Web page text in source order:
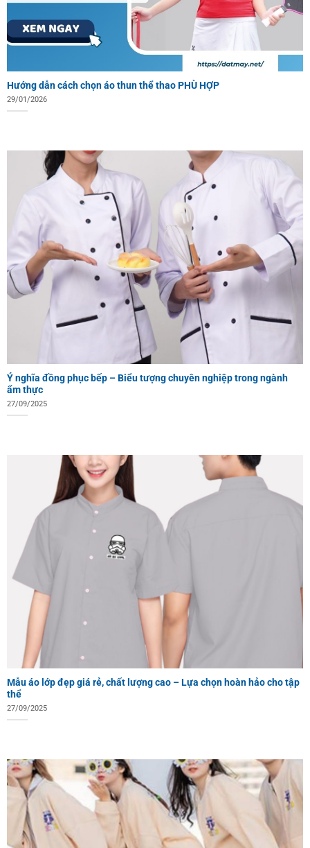
Hướng dẫn cách chọn áo thun thể thao PHÙ HỢP
29/01/2026
Ý nghĩa đồng phục bếp – Biểu tượng chuyên nghiệp trong ngành
ẩm thực
27/09/2025
Mẫu áo lớp đẹp giá rẻ, chất lượng cao – Lựa chọn hoàn hảo cho tập
thể
27/09/2025